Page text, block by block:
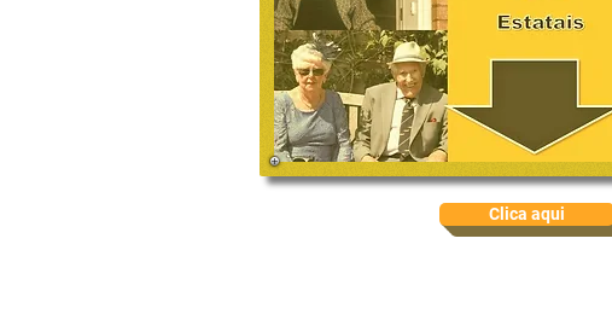
Clica aqui